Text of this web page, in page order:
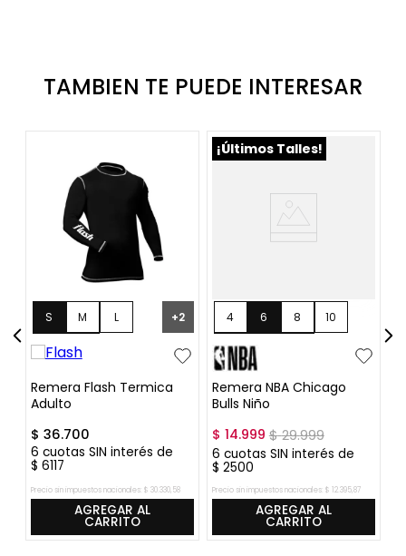
TAMBIEN TE PUEDE INTERESAR
S L
M
XL XXL
+2
Remera Flash Termica
Adulto
$ 36.700
6 cuotas SIN interés de
$ 6117
Precio sin impuestos nacionales: $ 30.330,58
AGREGAR AL
CARRITO
¡Últimos Talles!
10
12
4 6 8
Remera NBA Chicago
Bulls Niño
$ 14.999 $29.999
6 cuotas SIN interés de
$ 2500
Precio sin impuestos nacionales: $ 12.395,87
AGREGAR AL
CARRITO